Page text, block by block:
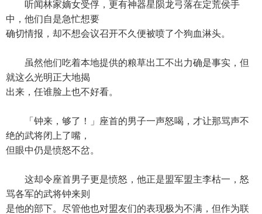
听闻林家嫡女受俘，更有神器星陨龙弓落在定荒侯手
中，他们自是急忙想要
确切情报，却不想会议召开不久便被喷了个狗血淋头。
虽然他们吃着本地提供的粮草出工不出力确是事实，但
就这么光明正大地揭
出来，任谁脸上也不好看。
「钟来，够了！」座首的男子一声怒喝，才让那骂声不
绝的武将闭上了嘴，
但眼中仍是愤怒不岔。
这却令座首男子更是愤怒，他正是盟军盟主李枯一，怒
骂各军的武将钟来则
是他的部下。尽管他也对盟友们的表现极为不满，但作为联